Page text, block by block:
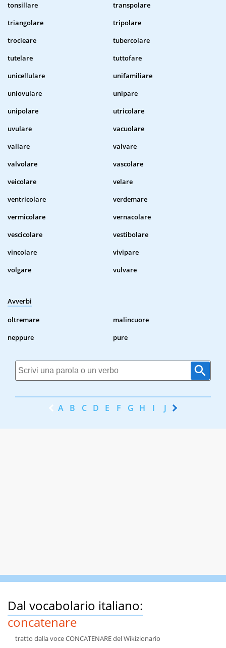
tonsillare
transpolare
triangolare
tripolare
trocleare
tubercolare
tutelare
tuttofare
unicellulare
unifamiliare
uniovulare
unipare
unipolare
utricolare
uvulare
vacuolare
vallare
valvare
valvolare
vascolare
veicolare
velare
ventricolare
verdemare
vermicolare
vernacolare
vescicolare
vestibolare
vincolare
vivipare
volgare
vulvare
Avverbi
oltremare
malincuore
neppure
pure
A B C D E F G H I J K
Dal vocabolario italiano:
concatenare
tratto dalla voce CONCATENARE del Wikizionario